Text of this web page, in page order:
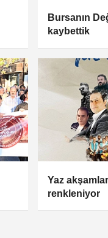
Bursanın
kaybettik
Yaz
renkleniyor